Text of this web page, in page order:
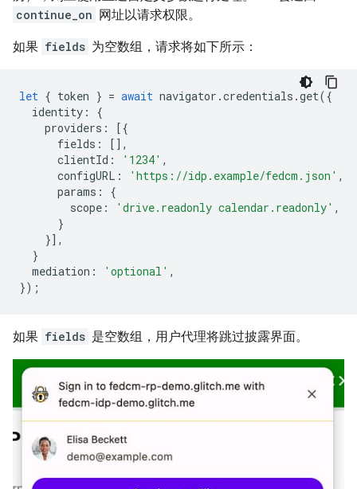
continue_on 网址以请求权限。
如果 fields 为空数组，请求将如下所示：
let { token } = await navigator .credentials .get({
identity :
{
providers :
[{
fields :
[],
clientId : '1234' ,
configURL : 'https://idp.example/fedcm.json' ,
params :
{
scope : 'drive.readonly calendar.readonly' ,
}
}],
}
mediation : 'optional' ,
});
如果 fields 是空数组，用户代理将跳过披露界面。